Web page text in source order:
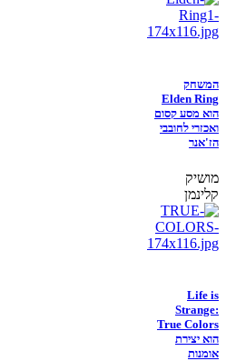
המשחק
Elden Ring
הוא מסע קסום
ואכזרי לחובבי
הז'אנר
מושיק
קלינמן
Life is
Strange:
True Colors
הוא יצירת
אומנות